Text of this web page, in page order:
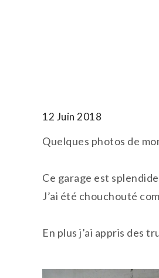
12 Juin 2018
Quelques photos de
Ce garage est
J’ai été chouchouté
En plus j’ai appris des